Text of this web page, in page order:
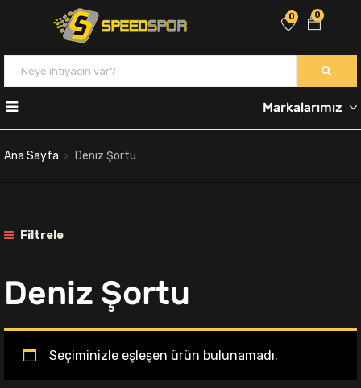
0
0
Markalarımız
Ana Sayfa Deniz Şortu
Filtrele
Deniz Şortu
Seçiminizle eşleşen ürün bulunamadı.